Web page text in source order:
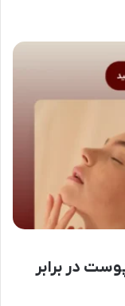
در برابر